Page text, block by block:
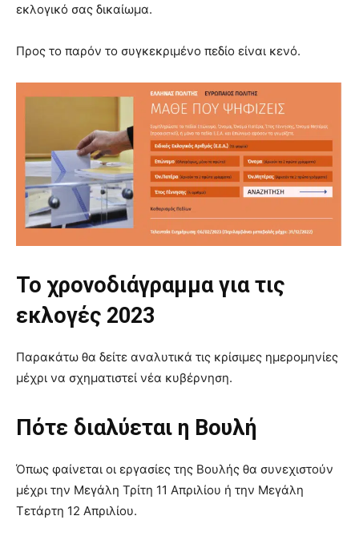
εκλογικό σας δικαίωμα.
Προς το παρόν το συγκεκριμένο πεδίο είναι κενό.
Το χρονοδιάγραμμα για τις
εκλογές 2023
Παρακάτω θα δείτε αναλυτικά τις κρίσιμες ημερομηνίες
μέχρι να σχηματιστεί νέα κυβέρνηση.
Πότε διαλύεται η Βουλή
Όπως φαίνεται οι εργασίες της Βουλής θα συνεχιστούν
μέχρι την Μεγάλη Τρίτη 11 Απριλίου ή την Μεγάλη
Τετάρτη 12 Απριλίου.